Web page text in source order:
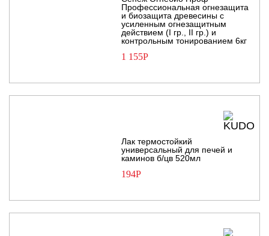
Профессиональная огнезащита
и биозащита древесины с
усиленным огнезащитным
действием (I гр., II гр.) и
контрольным тонированием 6кг
1 155Р
Лак термостойкий
универсальный для печей и
каминов б/цв 520мл
194Р